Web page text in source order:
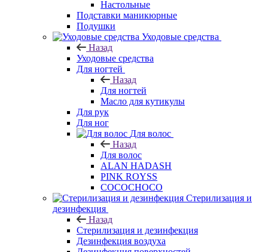
Настольные
Подставки маникюрные
Подушки
Уходовые средства
Назад
Уходовые средства
Для ногтей
Назад
Для ногтей
Масло для кутикулы
Для рук
Для ног
Для волос
Назад
Для волос
ALAN HADASH
PINK ROYSS
COCOCHOCO
Стерилизация и
дезинфекция
Назад
Стерилизация и дезинфекция
Дезинфекция воздуха